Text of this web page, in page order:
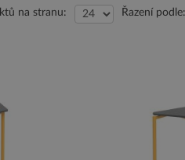
na stranu: Řazení podle: